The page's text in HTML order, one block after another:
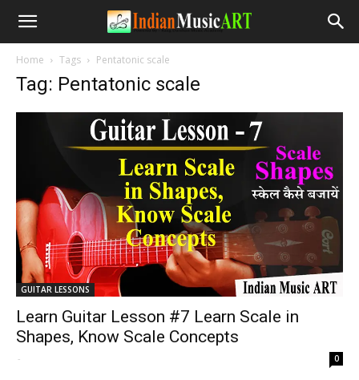
Home Tags Pentatonic scale
Tag: Pentatonic scale
GUITAR LESSONS
Learn Guitar Lesson #7 Learn Scale in
Shapes, Know Scale Concepts
- 0